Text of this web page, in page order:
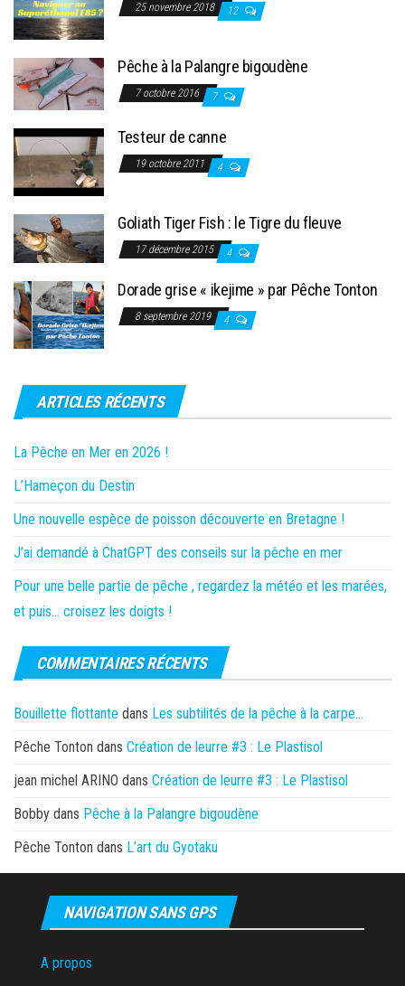
25 novembre 2018 12
Pêche à la Palangre bigoudène
7 octobre 2016 7
Testeur de canne
19 octobre 2011 4
Goliath Tiger Fish : le Tigre du fleuve
17 décembre 2015 4
Dorade grise « ikejime » par Pêche Tonton
8 septembre 2019 4
ARTICLES RÉCENTS
La Pêche en Mer en 2026 !
L’Hameçon du Destin
Une nouvelle espèce de poisson découverte en Bretagne !
J’ai demandé à ChatGPT des conseils sur la pêche en mer
Pour une belle partie de pêche , regardez la météo et les marées,
et puis… croisez les doigts !
COMMENTAIRES RÉCENTS
Bouillette flottante dans Les subtilités de la pêche à la carpe…
Pêche Tonton dans Création de leurre #3 : Le Plastisol
jean michel ARINO dans Création de leurre #3 : Le Plastisol
Bobby dans Pêche à la Palangre bigoudène
Pêche Tonton dans L’art du Gyotaku
NAVIGATION SANS GPS
A propos